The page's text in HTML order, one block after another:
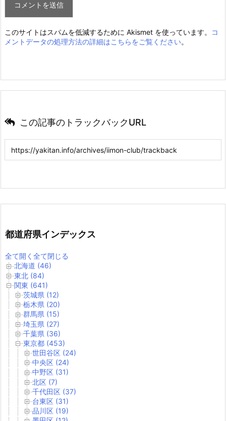
このサイトはスパムを低減するために Akismet を使っています。
コ
メントデータの処理方法の詳細はこちらをご覧ください。
この記事のトラックバックURL
都道府県インデックス
全て開く 全て閉じる
北海道 (46)
東北 (84)
関東 (641)
茨城県 (12)
栃木県 (20)
群馬県 (15)
埼玉県 (27)
千葉県 (36)
東京都 (453)
世田谷区 (24)
中央区 (24)
中野区 (31)
北区 (7)
千代田区 (37)
台東区 (31)
品川区 (19)